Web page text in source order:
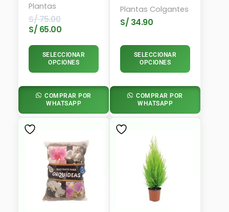
Plantas
S/75.00
S/ 65.00
SELECCIONAR
OPCIONES
COMPRAR POR
WHATSAPP
Plantas Colgantes
S/ 34.90
SELECCIONAR
OPCIONES
COMPRAR POR
WHATSAPP
Precios:
Desde
S/ 59.90
Hasta
S/ 180.00
Este
Producto
Múltiples
Variantes.
Opciones